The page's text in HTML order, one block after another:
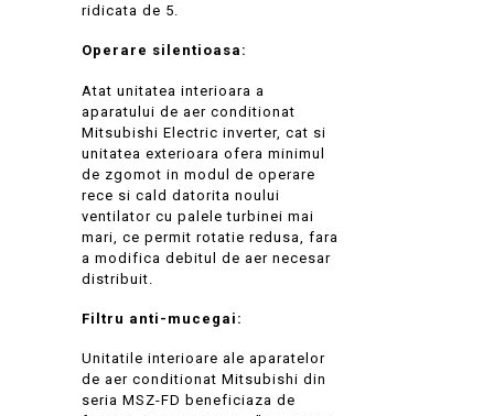
ridicata de 5.
Operare silentioasa:
Atat unitatea interioara a
aparatului de aer conditionat
Mitsubishi Electric inverter, cat si
unitatea exterioara ofera minimul
de zgomot in modul de operare
rece si cald datorita noului
ventilator cu palele turbinei mai
mari, ce permit rotatie redusa, fara
a modifica debitul de aer necesar
distribuit.
Filtru anti-mucegai:
Unitatile interioare ale aparatelor
de aer conditionat Mitsubishi din
seria MSZ-FD beneficiaza de